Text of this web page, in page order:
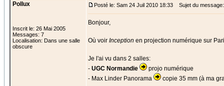
Pollux
Inscrit le: 26 Mai 2005
Messages: 7
Localisation: Dans une salle
obscure
Posté le: Sam 24 Juil 2010 18:33 Sujet du
Bonjour,
Où voir Inception en projection numérique sur
Je l'ai vu dans 2 salles:
- UGC Normandie
projo numérique
- Max Linder Panorama
copie 35 mm (à ma